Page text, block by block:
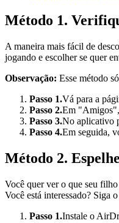
Método 1.
A maneira mais fácil de
jogando e escolher se quer
Observação: Esse método
Passo 1.Vá para a
Passo 2.Em "Amigos",
Passo 3.No aplicativo
Passo 4.Em seguida,
Método 2.
Você quer ver o que seu
Você está interessado? Siga
Passo 1.Instale o